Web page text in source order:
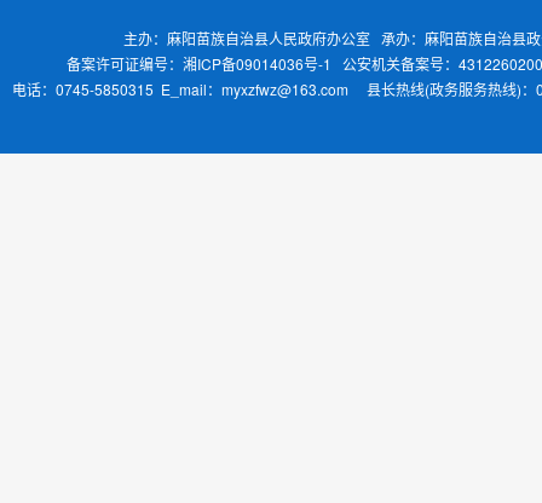
主办：麻阳苗族自治县人民政府办公室 承办：麻阳苗族自治县
备案许可证编号：湘ICP备09014036号-1
公安机关备案号：
电话：0745-5850315 E_mail：myxzfwz@163.com 县长热线(政务服务热线)